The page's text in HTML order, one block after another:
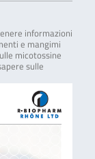
informazioni
e mangimi
micotossine
sulle